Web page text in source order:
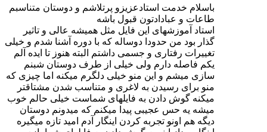
باسلام خدمت استادعزیزو پرتلاشم و دوستان متناسبم
طاعات و عبادادتون قبول باشه
استاد آموزشهای این فایل مثل همیشه عالی و تاثیر
گذار بود من حدودا دوساله که با دوره آشنا شدم و خیلی
تغییرات رفتاری و جسمی داشتم البته هنوز تا ایده آلم
یکم فاصله دارم ولی خیلی از طرف دوستان شبنم
سازی میشم و این منو خیلی دلگرم میکنه اما چیزی که
منو برای رسیدن به لاغری و متناسب شدن مشتاقتر
میکنه گوش دادن به فایلهای شماست خیلی حالم خوب
میشه یه حس عجیبی پیدا میکنم که میدونم دوستان
دیگه هم اونو تجربه کردن اینگار آدم امید تازه میگیره